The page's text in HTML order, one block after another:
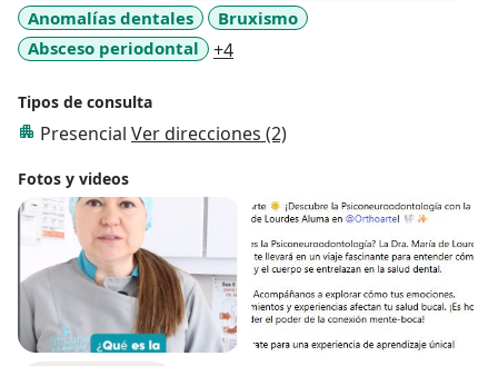
Anomalías dentales
Bruxismo
Absceso periodontal
+4a11y_sr_more_diseases
Tipos de consulta
Presencial Ver direcciones (2)
Fotos y videos